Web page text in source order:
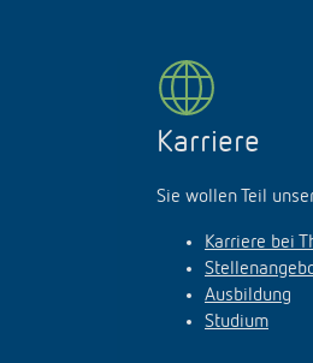
Karriere
Sie wollen Teil
Karriere bei
Ausbildung
Studium